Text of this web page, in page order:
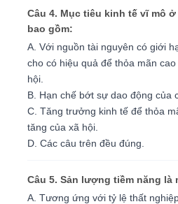
Câu 4. Mục tiêu kinh tế vĩ mô
bao gồm:
A. Với nguồn tài nguyên có giới
cho có hiệu quả để thỏa mãn
hội.
B. Hạn chế bớt sự dao động của
C. Tăng trưởng kinh tế để thỏa
tăng của xã hội.
D. Các câu trên đều đúng.
Câu 5. Sản lượng tiềm năng là
A. Tương ứng với tỷ lệ thất